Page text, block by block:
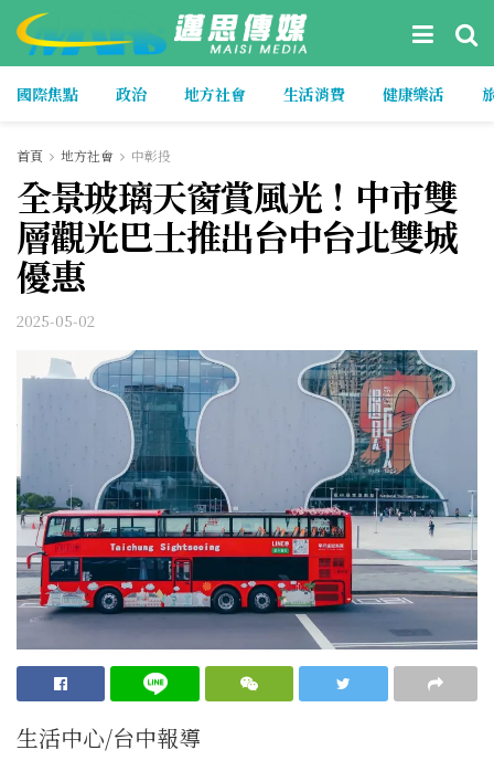
國際焦點 政治 地方社會 生活消費 健康樂活
首頁 地方社會 中彰投
全景玻璃天窗賞風光！中市雙
層觀光巴士推出台中台北雙城
優惠
2025-05-02
生活中心/台中報導